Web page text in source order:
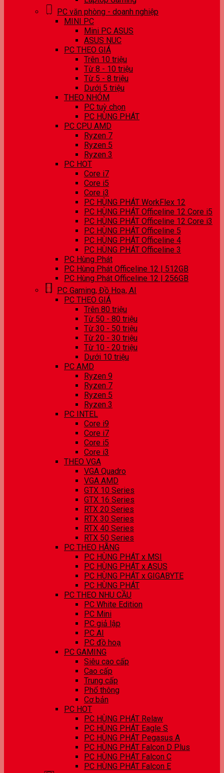
PC văn phòng - doanh nghiệp
MINI PC
Mini PC ASUS
ASUS NUC
PC THEO GIÁ
Trên 10 triệu
Từ 8 - 10 triệu
Từ 5 - 8 triệu
Dưới 5 triệu
THEO NHÓM
PC tuỳ chọn
PC HÙNG PHÁT
PC CPU AMD
Ryzen 7
Ryzen 5
Ryzen 3
PC HOT
Core i7
Core i5
Core i3
PC HÙNG PHÁT WorkFlex 12
PC HÙNG PHÁT Officeline 12 Core i5
PC HÙNG PHÁT Officeline 12 Core i3
PC HÙNG PHÁT Officeline 5
PC HÙNG PHÁT Officeline 4
PC HÙNG PHÁT Officeline 3
PC Hùng Phát
PC Hùng Phát Officeline 12 | 512GB
PC Hùng Phát Officeline 12 | 256GB
PC Gaming, Đồ Hoạ, AI
PC THEO GIÁ
Trên 80 triệu
Từ 50 - 80 triệu
Từ 30 - 50 triệu
Từ 20 - 30 triệu
Từ 10 - 20 triệu
Dưới 10 triệu
PC AMD
Ryzen 9
Ryzen 7
Ryzen 5
Ryzen 3
PC INTEL
Core i9
Core i7
Core i5
Core i3
THEO VGA
VGA Quadro
VGA AMD
GTX 10 Series
GTX 16 Series
RTX 20 Series
RTX 30 Series
RTX 40 Series
RTX 50 Series
PC THEO HÃNG
PC HÙNG PHÁT x MSI
PC HÙNG PHÁT x ASUS
PC HÙNG PHÁT x GIGABYTE
PC HÙNG PHÁT
PC THEO NHU CẦU
PC White Edition
PC Mini
PC giả lập
PC AI
PC đồ hoạ
PC GAMING
Siêu cao cấp
Cao cấp
Trung cấp
Phổ thông
Cơ bản
PC HOT
PC HÙNG PHÁT Relaw
PC HÙNG PHÁT Eagle S
PC HÙNG PHÁT Pegasus A
PC HÙNG PHÁT Falcon D Plus
PC HÙNG PHÁT Falcon C
PC HÙNG PHÁT Falcon E